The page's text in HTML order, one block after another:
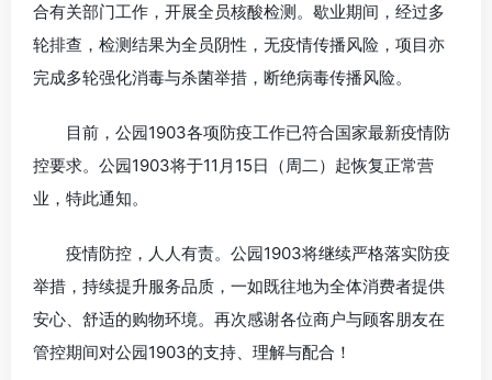
合有关部门工作，开展全员核酸检测。歇业期间，经过多
轮排查，检测结果为全员阴性，无疫情传播风险，项目亦
完成多轮强化消毒与杀菌举措，断绝病毒传播风险。
目前，公园1903各项防疫工作已符合国家最新疫情防
控要求。公园1903将于11月15日（周二）起恢复正常营
业，特此通知。
疫情防控，人人有责。公园1903将继续严格落实防疫
举措，持续提升服务品质，一如既往地为全体消费者提供
安心、舒适的购物环境。再次感谢各位商户与顾客朋友在
管控期间对公园1903的支持、理解与配合！